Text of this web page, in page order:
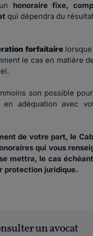
honoraire fixe,
qui dépendra du
forfaitairelorsque
le cas en matière
son possible
adéquation avec
de votre part, le
qui vous
mettra, le cas
protection juridique.
un avocat